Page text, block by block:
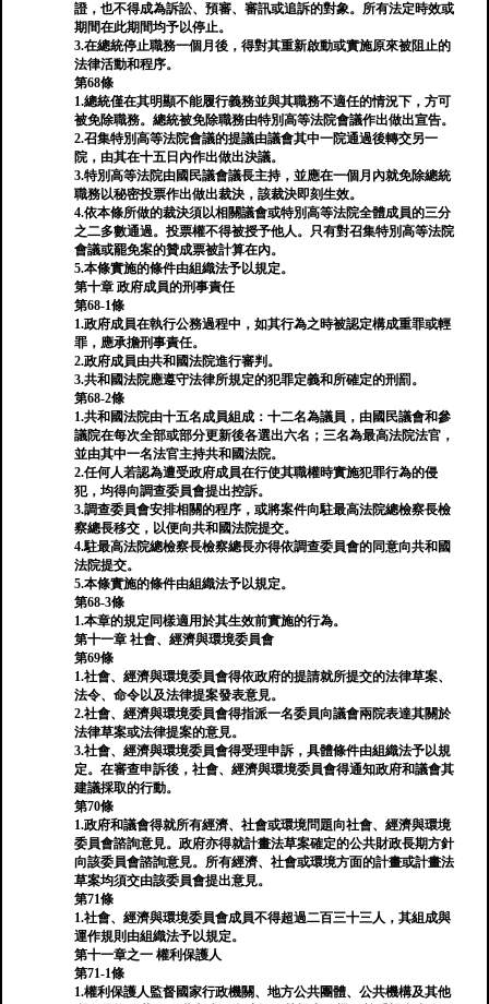
證，也不得成為訴訟、預審、審訊或追訴的對象。所有法定時效或
期間在此期間均予以停止。
3.在總統停止職務一個月後，得對其重新啟動或實施原來被阻止的
法律活動和程序。
第68條
1.總統僅在其明顯不能履行義務並與其職務不適任的情況下，方可
被免除職務。總統被免除職務由特別高等法院會議作出做出宣告。
2.召集特別高等法院會議的提議由議會其中一院通過後轉交另一
院，由其在十五日內作出做出決議。
3.特別高等法院由國民議會議長主持，並應在一個月內就免除總統
職務以秘密投票作出做出裁決，該裁決即刻生效。
4.依本條所做的裁決須以相關議會或特別高等法院全體成員的三分
之二多數通過。投票權不得被授予他人。只有對召集特別高等法院
會議或罷免案的贊成票被計算在內。
5.本條實施的條件由組織法予以規定。
第十章 政府成員的刑事責任
第68-1條
1.政府成員在執行公務過程中，如其行為之時被認定構成重罪或輕
罪，應承擔刑事責任。
2.政府成員由共和國法院進行審判。
3.共和國法院應遵守法律所規定的犯罪定義和所確定的刑罰。
第68-2條
1.共和國法院由十五名成員組成：十二名為議員，由國民議會和參
議院在每次全部或部分更新後各選出六名；三名為最高法院法官，
並由其中一名法官主持共和國法院。
2.任何人若認為遭受政府成員在行使其職權時實施犯罪行為的侵
犯，均得向調查委員會提出控訴。
3.調查委員會安排相關的程序，或將案件向駐最高法院總檢察長檢
察總長移交，以便向共和國法院提交。
4.駐最高法院總檢察長檢察總長亦得依調查委員會的同意向共和國
法院提交。
5.本條實施的條件由組織法予以規定。
第68-3條
1.本章的規定同樣適用於其生效前實施的行為。
第十一章 社會、經濟與環境委員會
第69條
1.社會、經濟與環境委員會得依政府的提請就所提交的法律草案、
法令、命令以及法律提案發表意見。
2.社會、經濟與環境委員會得指派一名委員向議會兩院表達其關於
法律草案或法律提案的意見。
3.社會、經濟與環境委員會得受理申訴，具體條件由組織法予以規
定。在審查申訴後，社會、經濟與環境委員會得通知政府和議會其
建議採取的行動。
第70條
1.政府和議會得就所有經濟、社會或環境問題向社會、經濟與環境
委員會諮詢意見。政府亦得就計畫法草案確定的公共財政長期方針
向該委員會諮詢意見。所有經濟、社會或環境方面的計畫或計畫法
草案均須交由該委員會提出意見。
第71條
1.社會、經濟與環境委員會成員不得超過二百三十三人，其組成與
運作規則由組織法予以規定。
第十一章之一 權利保護人
第71-1條
1.權利保護人監督國家行政機關、地方公共團體、公共機構及其他